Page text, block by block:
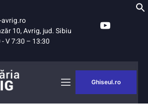
10, Avrig, jud. Sibiu
V 7:30 – 13:30
Ghiseul.ro